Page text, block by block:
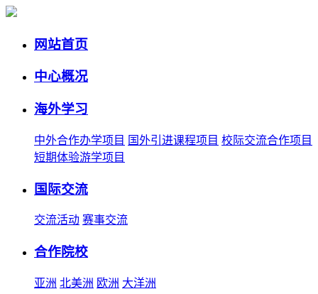
网站首页
中心概况
海外学习
中外合作办学项目 国外引进课程项目 校际交流合作项目
短期体验游学项目
国际交流
交流活动 赛事交流
合作院校
亚洲 北美洲 欧洲 大洋洲